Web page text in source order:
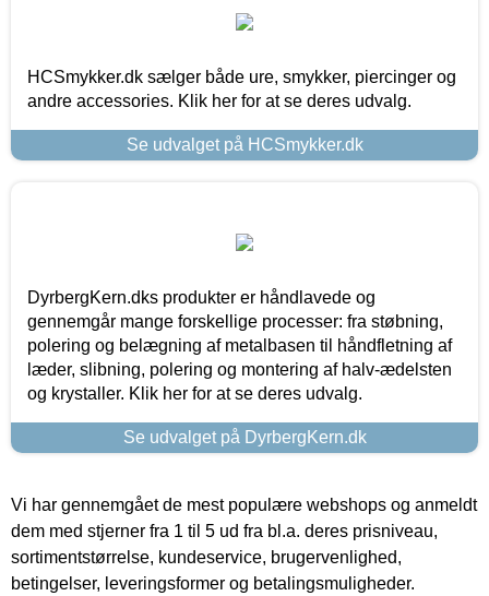
HCSmykker.dk sælger både ure, smykker, piercinger og
andre accessories. Klik her for at se deres udvalg.
Se udvalget på HCSmykker.dk
DyrbergKern.dks produkter er håndlavede og
gennemgår mange forskellige processer: fra støbning,
polering og belægning af metalbasen til håndfletning af
læder, slibning, polering og montering af halv-ædelsten
og krystaller. Klik her for at se deres udvalg.
Se udvalget på DyrbergKern.dk
Vi har gennemgået de mest populære webshops og anmeldt
dem med stjerner fra 1 til 5 ud fra bl.a. deres prisniveau,
sortimentstørrelse, kundeservice, brugervenlighed,
betingelser, leveringsformer og betalingsmuligheder.